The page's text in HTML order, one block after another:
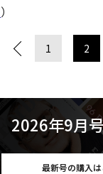
）
1 2
2026年9月
最新号の購入